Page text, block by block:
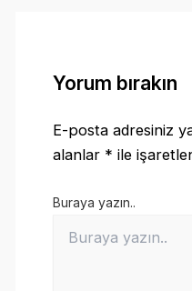
Yorum bırakın
E-posta adresiniz
alanlar * ile
Buraya yazın..